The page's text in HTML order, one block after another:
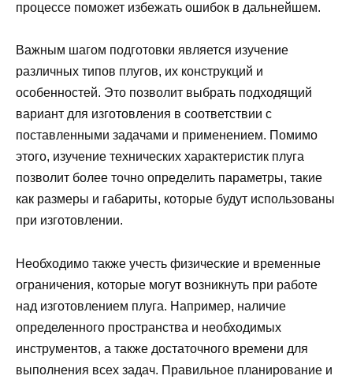
процессе поможет избежать ошибок в дальнейшем.
Важным шагом подготовки является изучение
различных типов плугов, их конструкций и
особенностей. Это позволит выбрать подходящий
вариант для изготовления в соответствии с
поставленными задачами и применением. Помимо
этого, изучение технических характеристик плуга
позволит более точно определить параметры, такие
как размеры и габариты, которые будут использованы
при изготовлении.
Необходимо также учесть физические и временные
ограничения, которые могут возникнуть при работе
над изготовлением плуга. Например, наличие
определенного пространства и необходимых
инструментов, а также достаточного времени для
выполнения всех задач. Правильное планирование и